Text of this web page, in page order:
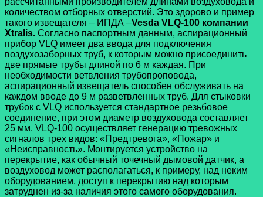
количеством отборных отверстий. Это здорово и пример
такого извещателя – ИПДА –Vesda VLQ-100 компании
Xtralis. Согласно паспортным данным, аспирационный
прибор VLQ имеет два ввода для подключения
воздухозаборных труб, к которым можно присоединить
две прямые трубы длиной по 6 м каждая. При
необходимости ветвления трубопроповода,
аспирационный извещатель способен обслуживать на
каждом вводе до 9 м разветвленных труб. Для стыковки
трубок с VLQ используется стандартное резьбовое
соединение, при этом диаметр воздуховода составляет
25 мм. VLQ-100 осуществляет генерацию тревожных
сигналов трех видов: «Предтревога», «Пожар» и
«Неисправность». Монтируется устройство на
перекрытие, как обычный точечный дымовой датчик, а
воздуховод может располагаться, к примеру, над неким
оборудованием, доступ к перекрытию над которым
затруднен из-за наличия этого самого оборудования.